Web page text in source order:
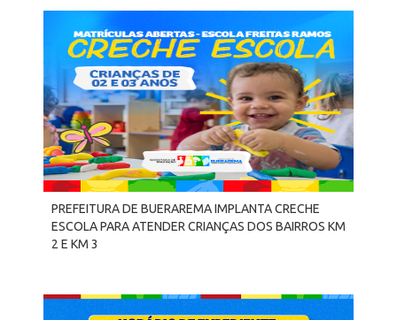
PREFEITURA DE BUERAREMA IMPLANTA CRECHE
ESCOLA PARA ATENDER CRIANÇAS DOS BAIRROS KM
2 E KM 3